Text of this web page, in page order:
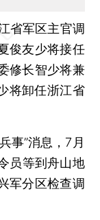
省军区主官调
俊友少将接任
修长智少将兼
将卸任浙江省
”消息，7月
员等到舟山地
军分区检查调